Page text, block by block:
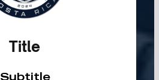
Title
Subtitle